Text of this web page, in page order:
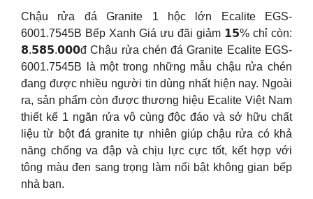
Chậu rửa đá Granite 1 hộc lớn Ecalite EGS-
6001.7545B Bếp Xanh Giá ưu đãi giảm 𝟭𝟱% chỉ còn:
𝟴.𝟱𝟴𝟱.𝟬𝟬𝟬đ Chậu rửa chén đá Granite Ecalite EGS-
6001.7545B là một trong những mẫu chậu rửa chén
đang được nhiều người tin dùng nhất hiện nay. Ngoài
ra, sản phẩm còn được thương hiệu Ecalite Việt Nam
thiết kế 1 ngăn rửa vô cùng độc đáo và sở hữu chất
liệu từ bột đá granite tự nhiên giúp chậu rửa có khả
năng chống va đập và chịu lực cực tốt, kết hợp với
tông màu đen sang trọng làm nổi bật không gian bếp
nhà bạn.